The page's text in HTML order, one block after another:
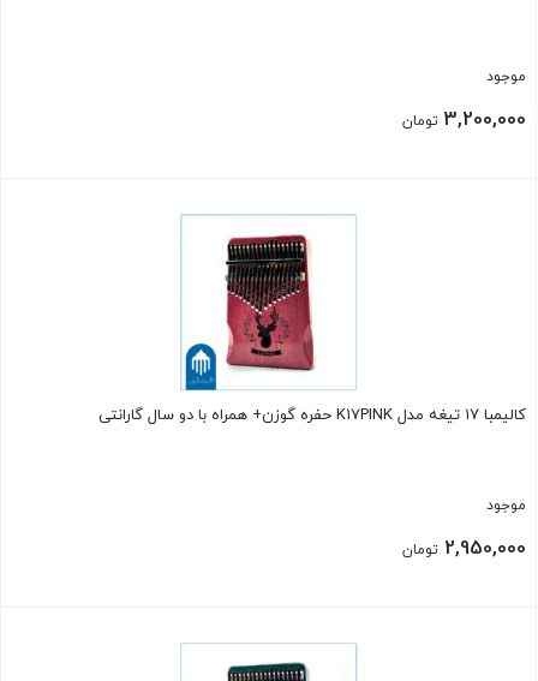
موجود
3,200,000 تومان
کالیمبا ۱۷ تیغه مدل K17PINK حفره گوزن+ همراه با دو سال گارانتی
موجود
2,950,000 تومان